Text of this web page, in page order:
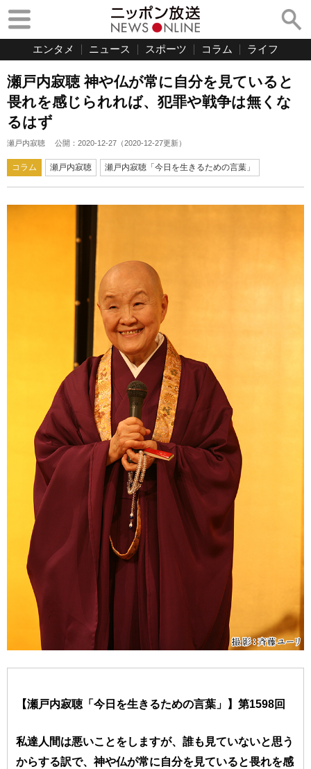
エンタメ ニュース スポーツ コラム ライフ
瀬戸内寂聴 神や仏が常に自分を見ていると
畏れを感じられれば、犯罪や戦争は無くな
るはず
瀬戸内寂聴 公開： 2020-12-27 （2020-12-27更新）
コラム 瀬戸内寂聴 瀬戸内寂聴「今日を生きるための言葉」
【瀬戸内寂聴「今日を生きるための言葉」】第1598回
私達人間は悪いことをしますが、誰も見ていないと思う
からする訳で、神や仏が常に自分を見ていると畏れを感